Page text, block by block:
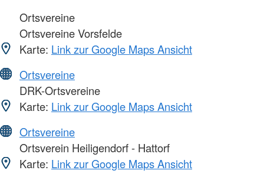
Ortsvereine
Ortsvereine Vorsfelde
Karte: Link zur Google Maps Ansicht
Ortsvereine
DRK-Ortsvereine
Karte: Link zur Google Maps Ansicht
Ortsvereine
Ortsverein Heiligendorf - Hattorf
Karte: Link zur Google Maps Ansicht